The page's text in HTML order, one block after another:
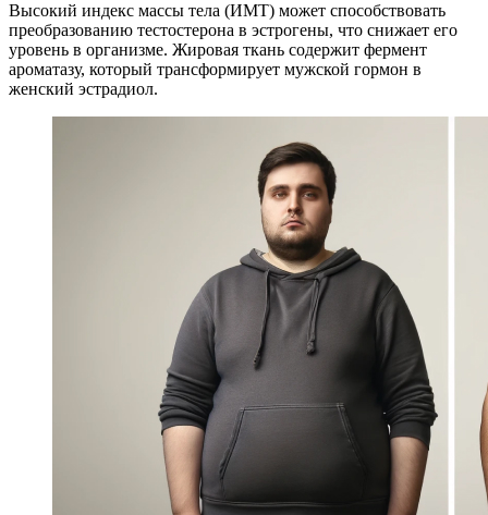
Высокий индекс массы тела (ИМТ) может способствовать
преобразованию тестостерона в эстрогены, что снижает его
уровень в организме. Жировая ткань содержит фермент
ароматазу, который трансформирует мужской гормон в
женский эстрадиол.